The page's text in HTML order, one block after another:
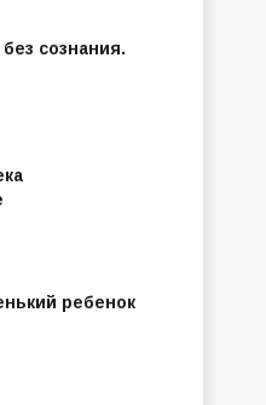
сознания.
ребенок